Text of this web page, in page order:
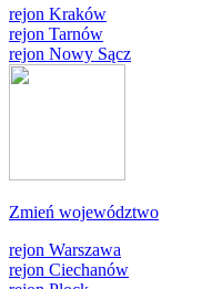
rejon Kraków
rejon Tarnów
rejon Nowy Sącz
Zmień województwo
rejon Warszawa
rejon Ciechanów